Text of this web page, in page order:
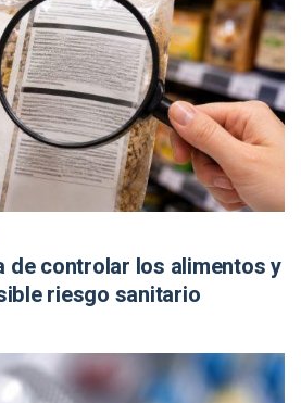
de controlar los alimentos y
riesgo sanitario